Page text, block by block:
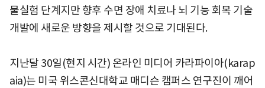
물실험 단계지만 향후 수면 장애 치료나 뇌 기능 회복 기술
개발에 새로운 방향을 제시할 것으로 기대된다.
지난달 30일(현지 시간) 온라인 미디어 카라파이아(karap
aia)는 미국 위스콘신대학교 매디슨 캠퍼스 연구진이 깨어